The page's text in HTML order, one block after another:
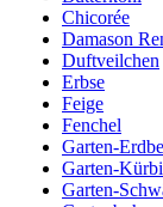
Chicorée
Damason
Duftveilchen
Erbse
Feige
Fenchel
Garten-
Garten-
Garten-